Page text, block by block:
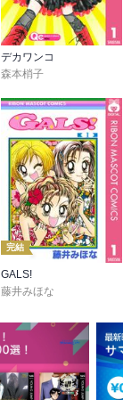
デカワンコ
森本梢子
完結
GALS!
藤井みほな